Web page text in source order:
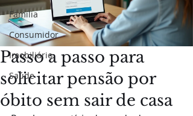
Família
Consumidor
Imobiliário
Saúde
Passo a passo para
solicitar pensão por
óbito sem sair de casa